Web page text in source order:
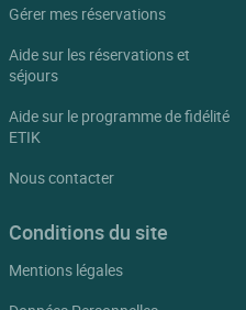
Gérer mes réservations
Aide sur les réservations et
séjours
Aide sur le programme de fidélité
ETIK
Nous contacter
Conditions du site
Mentions légales